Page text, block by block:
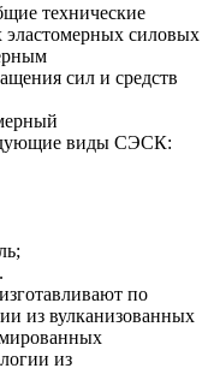
технические
эластомерных силовых
сил и средств
виды СЭСК:
по
из вулканизованных
из